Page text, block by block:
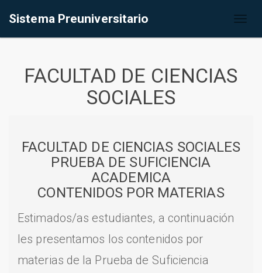
Sistema Preuniversitario
FACULTAD DE CIENCIAS
SOCIALES
FACULTAD DE CIENCIAS SOCIALES
PRUEBA DE SUFICIENCIA
ACADEMICA
CONTENIDOS POR MATERIAS
Estimados/as estudiantes, a continuación
les presentamos los contenidos por
materias de la Prueba de Suficiencia